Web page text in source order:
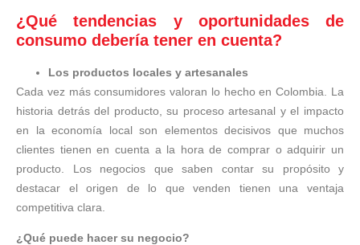
¿Qué tendencias y oportunidades de
consumo debería tener en cuenta?
Los productos locales y artesanales
Cada vez más consumidores valoran lo hecho en Colombia. La
historia detrás del producto, su proceso artesanal y el impacto
en la economía local son elementos decisivos que muchos
clientes tienen en cuenta a la hora de comprar o adquirir un
producto. Los negocios que saben contar su propósito y
destacar el origen de lo que venden tienen una ventaja
competitiva clara.
¿Qué puede hacer su negocio?